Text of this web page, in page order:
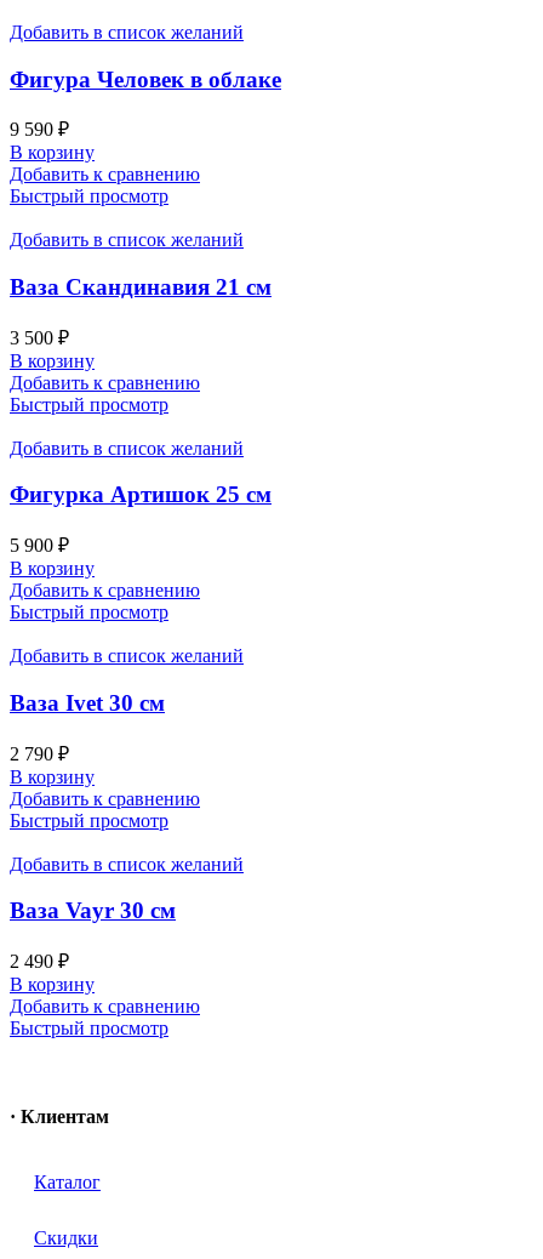
Добавить в список желаний
Фигура Человек в облаке
9 590 ₽
В корзину
Добавить к сравнению
Быстрый просмотр
Добавить в список желаний
Ваза Скандинавия 21 см
3 500 ₽
В корзину
Добавить к сравнению
Быстрый просмотр
Добавить в список желаний
Фигурка Артишок 25 см
5 900 ₽
В корзину
Добавить к сравнению
Быстрый просмотр
Добавить в список желаний
Ваза Ivet 30 см
2 790 ₽
В корзину
Добавить к сравнению
Быстрый просмотр
Добавить в список желаний
Ваза Vayr 30 см
2 490 ₽
В корзину
Добавить к сравнению
Быстрый просмотр
· Клиентам
Каталог
Скидки